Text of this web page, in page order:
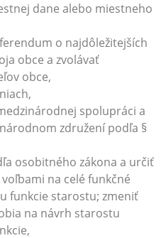
dane alebo miestneho
o najdôležitejších
obce a zvolávať
obce,
spolupráci a
združení podľa §
osobitného zákona a určiť
na celé funkčné
funkcie starostu; zmeniť
na návrh starostu